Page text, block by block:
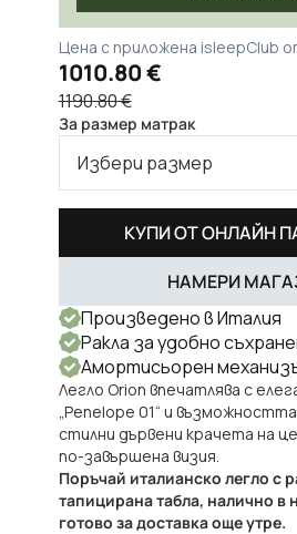
Цена с приложена isleepClub
1010.80 €
1190.80 €
За размер матрак
Избери размер
КУПИ ОТ ОНЛАЙН
НАМЕРИ
Произведено в Италия
Ракла за удобно
Амортисьорен
Легло Orion впечатлява с
„Penelope 01“ и
стилни дървени крачета на
по-завършена визия.
Поръчай италианско легло с
тапицирана табла, налично в
готово за доставка още утре.